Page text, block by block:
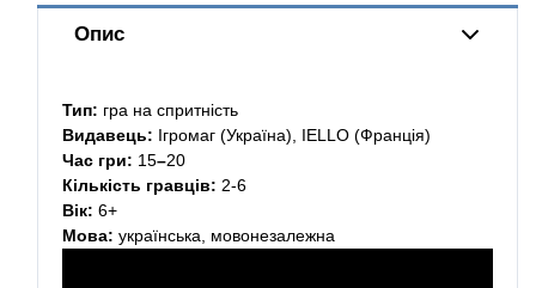
Опис
Тип: гра на спритність
Видавець: Ігромаг (Україна), IELLO (Франція)
Час гри: 15–20
Кількість гравців: 2-6
Вік: 6+
Мова: українська, мовонезалежна